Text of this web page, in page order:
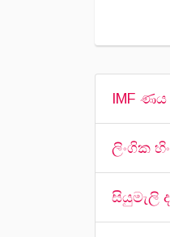
IMF
ලිංගික
සියුමැලි